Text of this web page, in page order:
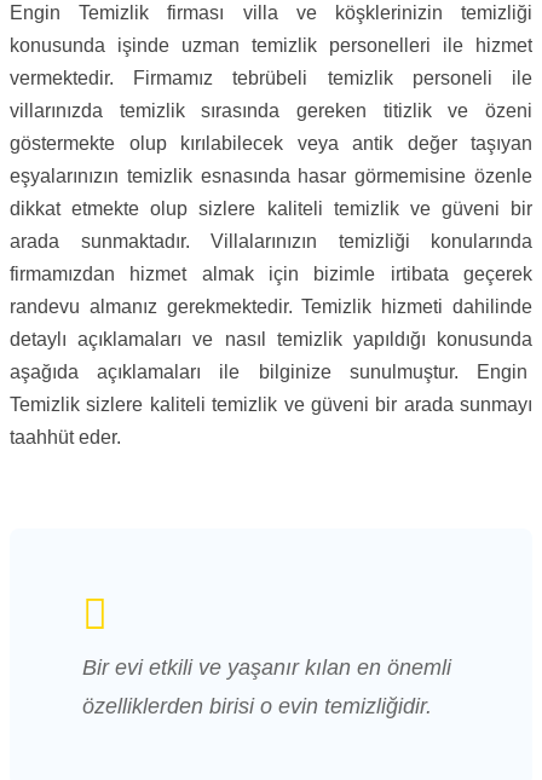
Engin Temizlik firması villa ve köşklerinizin temizliği
konusunda işinde uzman temizlik personelleri ile hizmet
vermektedir. Firmamız tebrübeli temizlik personeli ile
villarınızda temizlik sırasında gereken titizlik ve özeni
göstermekte olup kırılabilecek veya antik değer taşıyan
eşyalarınızın temizlik esnasında hasar görmemisine özenle
dikkat etmekte olup sizlere kaliteli temizlik ve güveni bir
arada sunmaktadır. Villalarınızın temizliği konularında
firmamızdan hizmet almak için bizimle irtibata geçerek
randevu almanız gerekmektedir. Temizlik hizmeti dahilinde
detaylı açıklamaları ve nasıl temizlik yapıldığı konusunda
aşağıda açıklamaları ile bilginize sunulmuştur. Engin
Temizlik sizlere kaliteli temizlik ve güveni bir arada sunmayı
taahhüt eder.
Bir evi etkili ve yaşanır kılan en önemli
özelliklerden birisi o evin temizliğidir.